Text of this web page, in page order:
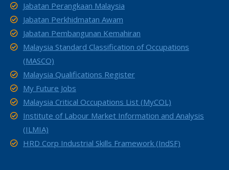
Jabatan Perangkaan Malaysia
Jabatan Perkhidmatan Awam
Jabatan Pembangunan Kemahiran
Malaysia Standard Classification of Occupations
(MASCO)
Malaysia Qualifications Register
My Future Jobs
Malaysia Critical Occupations List (MyCOL)
Institute of Labour Market Information and Analysis
(ILMIA)
HRD Corp Industrial Skills Framework (IndSF)